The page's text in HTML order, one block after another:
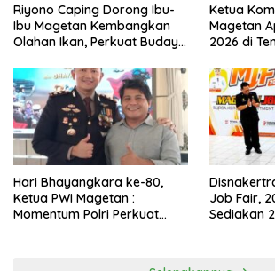
Riyono Caping Dorong Ibu-
Ibu Magetan Kembangkan
Olahan Ikan, Perkuat Budaya
Ketua
Magetan
2026 di
Hari Bhayangkara ke-80,
Ketua PWI Magetan :
Momentum Polri Perkuat
Job Fair,
Sediakan